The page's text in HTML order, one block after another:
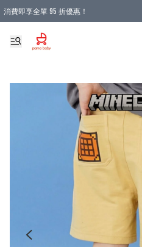
消費即享全單 95 折優惠！
購物滿 HKD 900.00即享免運費優惠！（適